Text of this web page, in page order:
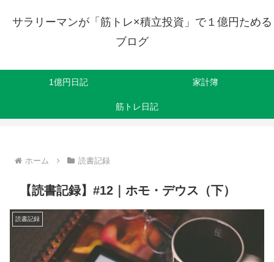
サラリーマンが「筋トレ×積立投資」で１億円ためる
ブログ
1億円日記 家計簿
筋トレ日記
ホーム 読書記録
【読書記録】#12｜ホモ・デウス（下）
読書記録